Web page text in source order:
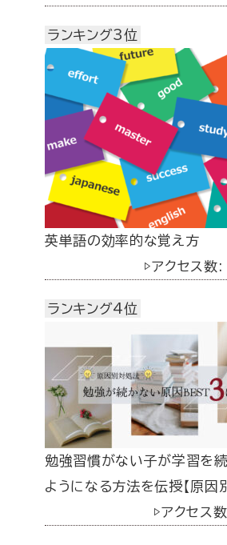
ランキング3位
英単語の効率的な覚え方
▷アクセス
ランキング4位
勉強習慣がない子が学習を
ようになる方法を伝授【原因
▷アクセス